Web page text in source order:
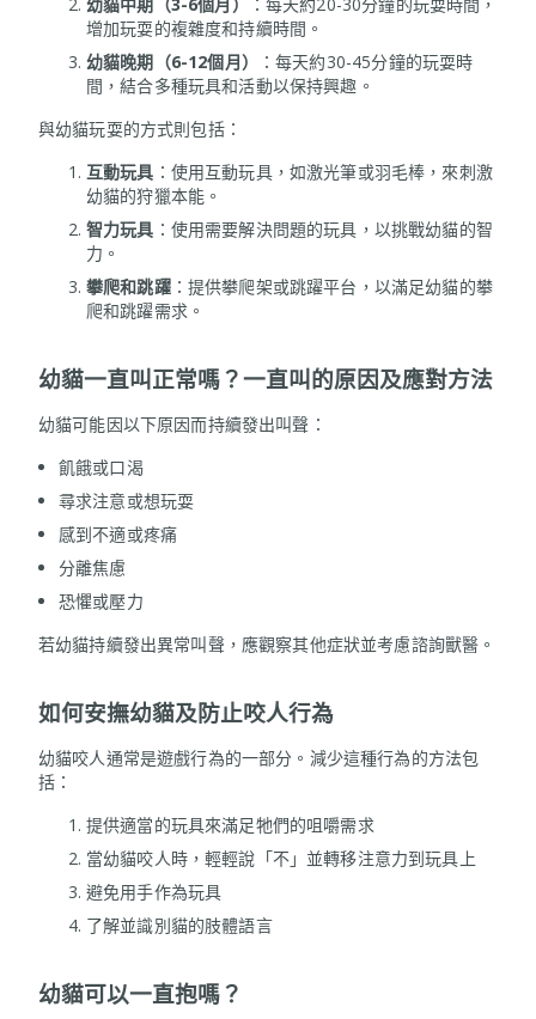
增加玩耍的複雜度和持續時間。
幼貓晚期（6-12個月）
：每天約30-45分鐘的玩耍時
間，結合多種玩具和活動以保持興趣。
與幼貓玩耍的方式則包括：
互動玩具 ：使用互動玩具，如激光筆或羽毛棒，來刺激
幼貓的狩獵本能。
智力玩具 ：使用需要解決問題的玩具，以挑戰幼貓的智
力。
攀爬和跳躍：提供攀爬架或跳躍平台，以滿足幼貓的攀
爬和跳躍需求。
幼貓一直叫正常嗎？一直叫的原因及應對方法
幼貓可能因以下原因而持續發出叫聲：
飢餓或口渴
尋求注意或想玩耍
感到不適或疼痛
分離焦慮
恐懼或壓力
若幼貓持續發出異常叫聲，應觀察其他症狀並考慮諮詢獸醫。
如何安撫幼貓及防止咬人行為
幼貓咬人通常是遊戲行為的一部分。減少這種行為的方法包
括：
提供適當的玩具來滿足牠們的咀嚼需求
當幼貓咬人時，輕輕說「不」並轉移注意力到玩具上
避免用手作為玩具
了解並識別貓的肢體語言
幼貓可以一直抱嗎？